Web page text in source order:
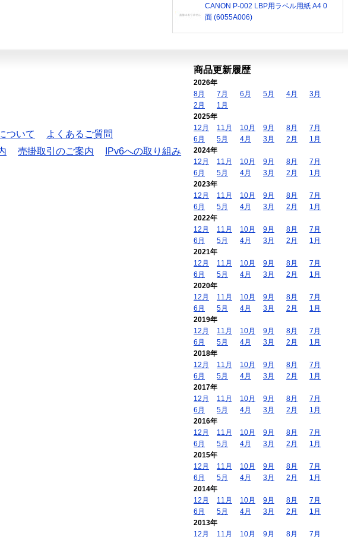
CANON P-002 LBP用ラベル用紙 A4 0
面 (6055A006)
ついて
よくあるご質問
売掛取引のご案内
IPv6への取り組み
商品更新履歴
2026年
8月
7月 6月 5月 4月
3月
2月
1月
2025年
12月
11月 10月 9月 8月
7月
6月
5月 4月 3月 2月
1月
2024年
12月
11月 10月 9月 8月
7月
6月
5月 4月 3月 2月
1月
2023年
12月
11月 10月 9月 8月
7月
6月
5月 4月 3月 2月
1月
2022年
12月
11月 10月 9月 8月
7月
6月
5月 4月 3月 2月
1月
2021年
12月
11月 10月 9月 8月
7月
6月
5月 4月 3月 2月
1月
2020年
12月
11月 10月 9月 8月
7月
6月
5月 4月 3月 2月
1月
2019年
12月
11月 10月 9月 8月
7月
6月
5月 4月 3月 2月
1月
2018年
12月
11月 10月 9月 8月
7月
6月
5月 4月 3月 2月
1月
2017年
12月
11月 10月 9月 8月
7月
6月
5月 4月 3月 2月
1月
2016年
12月
11月 10月 9月 8月
7月
6月
5月 4月 3月 2月
1月
2015年
12月
11月 10月 9月 8月
7月
6月
5月 4月 3月 2月
1月
2014年
12月
11月 10月 9月 8月
7月
6月
5月 4月 3月 2月
1月
2013年
12月
11月 10月 9月 8月 7月